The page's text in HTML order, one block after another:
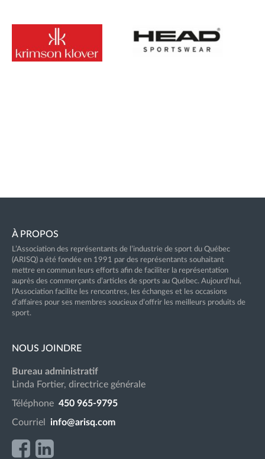
À PROPOS
L’Association des représentants de l’industrie de sport du Québec
(ARISQ) a été fondée en 1991 par des représentants souhaitant
mettre en commun leurs efforts afin de faciliter la représentation
auprès des commerçants d’articles de sports au Québec. Aujourd’hui,
l’Association facilite les rencontres, les échanges et les occasions
d’affaires pour ses membres soucieux d’offrir les meilleurs produits de
sport.
NOUS JOINDRE
Bureau administratif
Linda Fortier, directrice générale
Téléphone 450 965-9795
Courriel info@arisq.com